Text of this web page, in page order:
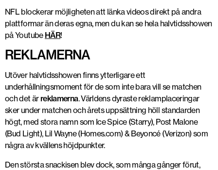
NFL blockerar möjligheten att länka videos direkt på andra
plattformar än deras egna, men du kan se hela halvtidsshowen
på Youtube HÄR!
REKLAMERNA
Utöver halvtidsshowen finns ytterligare ett
underhållningsmoment för de som inte bara vill se matchen
och det är reklamerna. Världens dyraste reklamplaceringar
sker under matchen och årets uppsättning höll standarden
högt, med stora namn som Ice Spice (Starry), Post Malone
(Bud Light), Lil Wayne (Homes.com) & Beyoncé (Verizon) som
några av kvällens höjdpunkter.
Den största snackisen blev dock, som många gånger förut,